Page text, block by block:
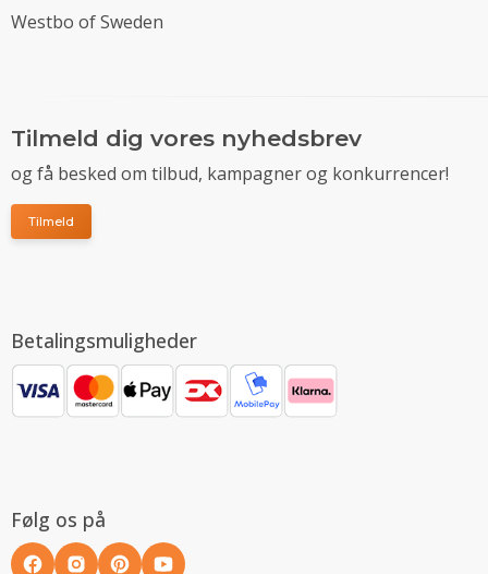
Westbo of Sweden
Tilmeld dig vores nyhedsbrev
og få besked om tilbud, kampagner og konkurrencer!
Tilmeld
Betalingsmuligheder
Følg os på